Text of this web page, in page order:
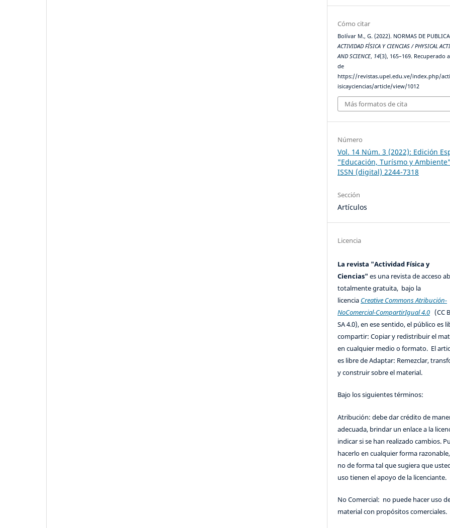
Cómo citar
Bolívar M., G. (2022). NORMAS DE
ACTIVIDAD FÍSICA Y CIENCIAS / PHYSICAL
AND SCIENCE, 14(3), 165–169. Recuperado
de
https://revistas.upel.edu.ve/index.php/
isicayciencias/article/view/1012
Más formatos de cita
Número
Vol. 14 Núm. 3 (2022): Edición
"Educación, Turísmo y Ambiente"
ISSN (digital) 2244-7318
Sección
Artículos
Licencia
La revista "Actividad Física y
Ciencias"es una revista de acceso
totalmente gratuita, bajo la
licencia Creative Commons Atribución-
NoComercial-CompartirIgual 4.0 (CC
SA 4.0), en ese sentido, el público es
compartir: Copiar y redistribuir el
en cualquier medio o formato. El
es libre de Adaptar: Remezclar,
y construir sobre el material.
Bajo los siguientes términos:
Atribución: debe dar crédito de
adecuada, brindar un enlace a la
indicar si se han realizado cambios.
hacerlo en cualquier forma
no de forma tal que sugiera que
uso tienen el apoyo de la licenciante.
No Comercial: no puede hacer uso
material con propósitos comerciales.